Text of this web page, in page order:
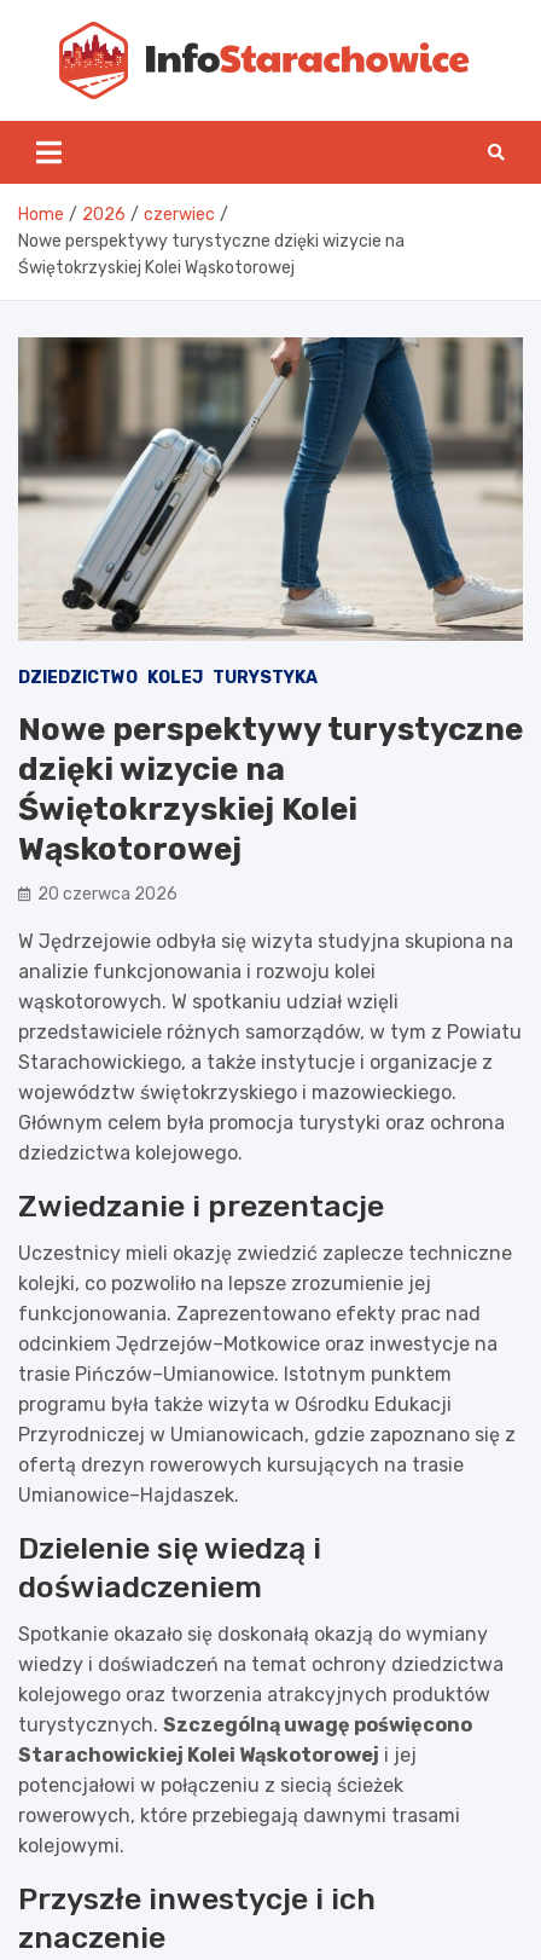
content
Home 2026
czerwiec
Nowe perspektywy turystyczne dzięki wizycie na
Świętokrzyskiej Kolei Wąskotorowej
DZIEDZICTWO KOLEJ TURYSTYKA
Nowe perspektywy turystyczne
dzięki wizycie na
Świętokrzyskiej Kolei
Wąskotorowej
20 czerwca 2026
W Jędrzejowie odbyła się wizyta studyjna skupiona na
analizie funkcjonowania i rozwoju kolei
wąskotorowych. W spotkaniu udział wzięli
przedstawiciele różnych samorządów, w tym z Powiatu
Starachowickiego, a także instytucje i organizacje z
województw świętokrzyskiego i mazowieckiego.
Głównym celem była promocja turystyki oraz ochrona
dziedzictwa kolejowego.
Zwiedzanie i prezentacje
Uczestnicy mieli okazję zwiedzić zaplecze techniczne
kolejki, co pozwoliło na lepsze zrozumienie jej
funkcjonowania. Zaprezentowano efekty prac nad
odcinkiem Jędrzejów–Motkowice oraz inwestycje na
trasie Pińczów–Umianowice. Istotnym punktem
programu była także wizyta w Ośrodku Edukacji
Przyrodniczej w Umianowicach, gdzie zapoznano się z
ofertą drezyn rowerowych kursujących na trasie
Umianowice–Hajdaszek.
Dzielenie się wiedzą i
doświadczeniem
Spotkanie okazało się doskonałą okazją do wymiany
wiedzy i doświadczeń na temat ochrony dziedzictwa
kolejowego oraz tworzenia atrakcyjnych produktów
turystycznych. Szczególną uwagę poświęcono
Starachowickiej Kolei Wąskotorowej i jej
potencjałowi w połączeniu z siecią ścieżek
rowerowych, które przebiegają dawnymi trasami
kolejowymi.
Przyszłe inwestycje i ich
znaczenie